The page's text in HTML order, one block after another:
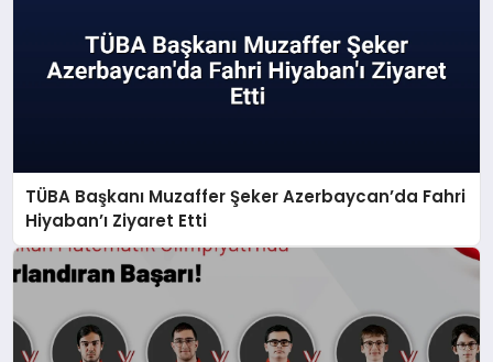
TÜBA Başkanı Muzaffer Şeker Azerbaycan’da Fahri
Hiyaban’ı Ziyaret Etti